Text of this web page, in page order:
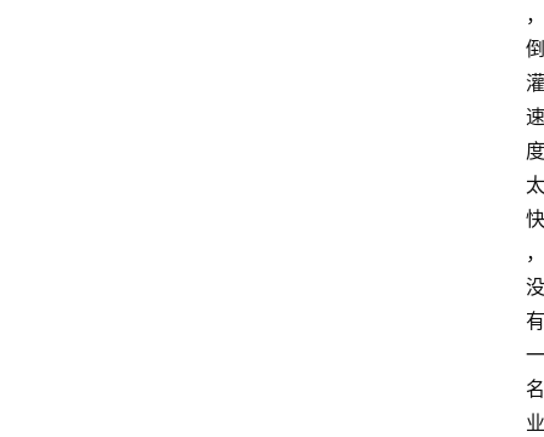
，
倒
灌
速
度
太
快
，
没
有
一
名
业